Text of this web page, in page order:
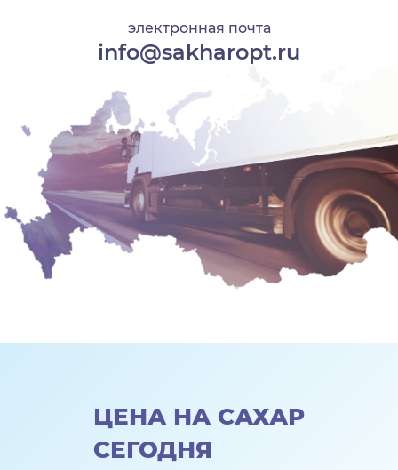
электронная почта
info@sakharopt.ru
ЦЕНА НА САХАР
СЕГОДНЯ